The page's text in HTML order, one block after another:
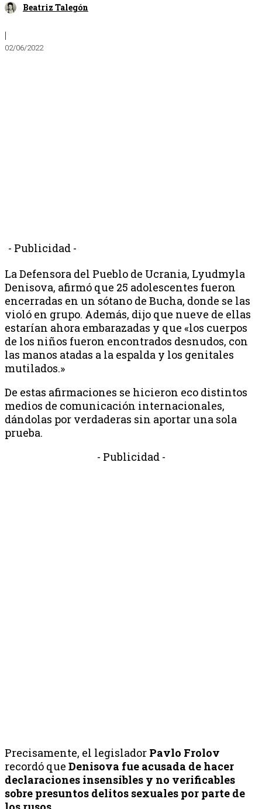
Beatriz Talegón
|
02/06/2022
- Publicidad -
La Defensora del Pueblo de Ucrania, Lyudmyla
Denisova, afirmó que 25 adolescentes fueron
encerradas en un sótano de Bucha, donde se las
violó en grupo. Además, dijo que nueve de ellas
estarían ahora embarazadas y que «los cuerpos
de los niños fueron encontrados desnudos, con
las manos atadas a la espalda y los genitales
mutilados.»
De estas afirmaciones se hicieron eco distintos
medios de comunicación internacionales,
dándolas por verdaderas sin aportar una sola
prueba.
- Publicidad -
Precisamente, el legislador Pavlo Frolov
recordó que Denisova fue acusada de hacer
declaraciones insensibles y no verificables
sobre presuntos delitos sexuales por parte de